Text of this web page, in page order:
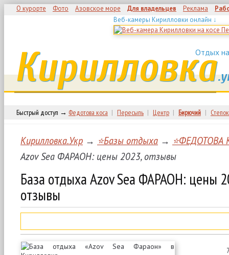
О курорте Фото Азовское море Для владельцев Реклама
Веб-камеры Кирилловки онлайн ↓
Отдых
Кирилловка
Быстрый доступ → Федотова коса | Пересыпь | Центр | Бирючий | Степок
Кирилловка.Укр → ⭐Базы отдыха → ⭐ФЕДОТОВА
Azov Sea ФАРАОН: цены 2023, отзывы
База отдыха Azov Sea ФАРАОН: цены
отзывы